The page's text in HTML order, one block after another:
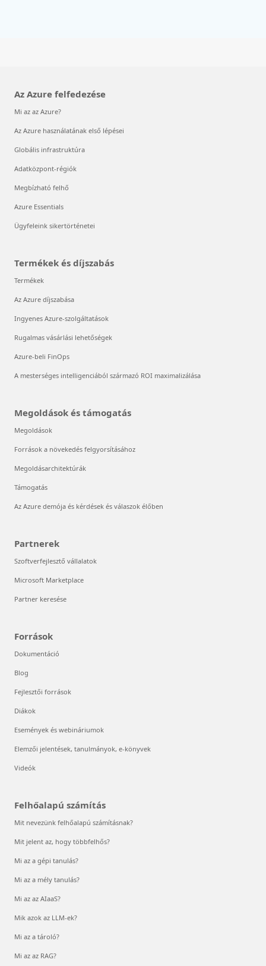
Az Azure felfedezése
Mi az az Azure?
Az Azure használatának első lépései
Globális infrastruktúra
Adatközpont-régiók
Megbízható felhő
Azure Essentials
Ügyfeleink sikertörténetei
Termékek és díjszabás
Termékek
Az Azure díjszabása
Ingyenes Azure-szolgáltatások
Rugalmas vásárlási lehetőségek
Azure-beli FinOps
A mesterséges intelligenciából származó ROI maximalizálása
Megoldások és támogatás
Megoldások
Források a növekedés felgyorsításához
Megoldásarchitektúrák
Támogatás
Az Azure demója és kérdések és válaszok élőben
Partnerek
Szoftverfejlesztő vállalatok
Microsoft Marketplace
Partner keresése
Források
Dokumentáció
Blog
Fejlesztői források
Diákok
Események és webináriumok
Elemzői jelentések, tanulmányok, e-könyvek
Videók
Felhőalapú számítás
Mit nevezünk felhőalapú számításnak?
Mit jelent az, hogy többfelhős?
Mi az a gépi tanulás?
Mi az a mély tanulás?
Mi az az AIaaS?
Mik azok az LLM-ek?
Mi az a tároló?
Mi az az RAG?